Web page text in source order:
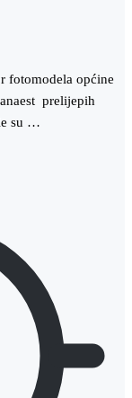
fotomodela općine
prelijepih
su …